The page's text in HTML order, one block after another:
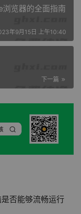
览器的全面指南
年9月15日 上午10:40
下一篇
否能够流畅运行